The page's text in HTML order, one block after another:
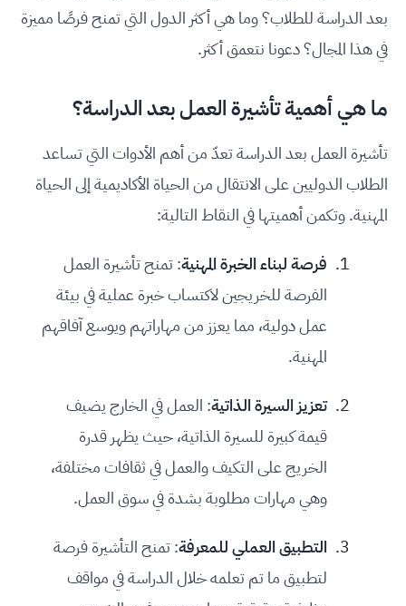
بعد الدراسة للطلاب؟ وما هي أكثر الدول التي تمنح فرصًا مميزة
في هذا المجال؟ دعونا نتعمق أكثر.
ما هي أهمية تأشيرة العمل بعد الدراسة؟
تأشيرة العمل بعد الدراسة تعدّ من أهم الأدوات التي تساعد
الطلاب الدوليين على الانتقال من الحياة الأكاديمية إلى الحياة
المهنية. وتكمن أهميتها في النقاط التالية:
فرصة لبناء الخبرة المهنية: تمنح تأشيرة العمل
الفرصة للخريجين لاكتساب خبرة عملية في بيئة
عمل دولية، مما يعزز من مهاراتهم ويوسع آفاقهم
المهنية.
تعزيز السيرة الذاتية: العمل في الخارج يضيف
قيمة كبيرة للسيرة الذاتية، حيث يظهر قدرة
الخريج على التكيف والعمل في ثقافات مختلفة،
وهي مهارات مطلوبة بشدة في سوق العمل.
التطبيق العملي للمعرفة: تمنح التأشيرة فرصة
لتطبيق ما تم تعلمه خلال الدراسة في مواقف